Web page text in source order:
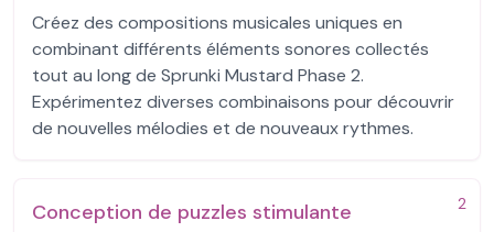
Créez des compositions musicales uniques en
combinant différents éléments sonores collectés
tout au long de Sprunki Mustard Phase 2.
Expérimentez diverses combinaisons pour découvrir
de nouvelles mélodies et de nouveaux rythmes.
2
Conception de puzzles stimulante